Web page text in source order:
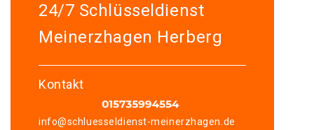
24/7 Schlüsseldienst
Meinerzhagen Herberg
Kontakt
info@schluesseldienst-meinerzhagen.de